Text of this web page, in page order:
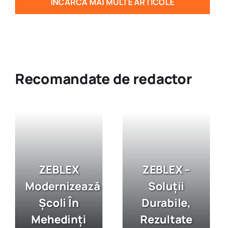
Recomandate de redactor
ZEBLEX
Modernizează
Școli În
Mehedinți
ZEBLEX –
Soluții
Durabile,
Rezultate